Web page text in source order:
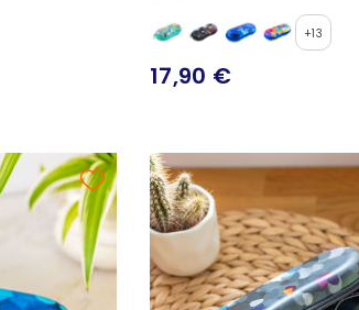
+13
17,90 €